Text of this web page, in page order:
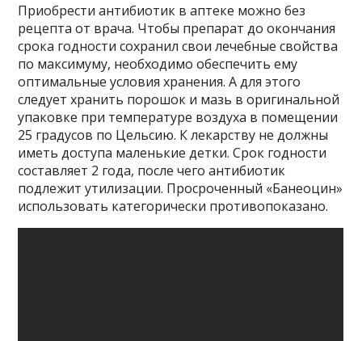
Приобрести антибиотик в аптеке можно без
рецепта от врача. Чтобы препарат до окончания
срока годности сохранил свои лечебные свойства
по максимуму, необходимо обеспечить ему
оптимальные условия хранения. А для этого
следует хранить порошок и мазь в оригинальной
упаковке при температуре воздуха в помещении
25 градусов по Цельсию. К лекарству не должны
иметь доступа маленькие детки. Срок годности
составляет 2 года, после чего антибиотик
подлежит утилизации. Просроченный «Банеоцин»
использовать категорически противопоказано.